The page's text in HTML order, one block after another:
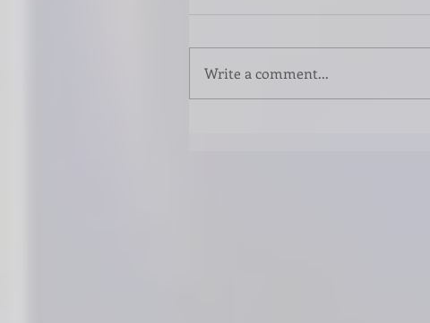
Write a comment...